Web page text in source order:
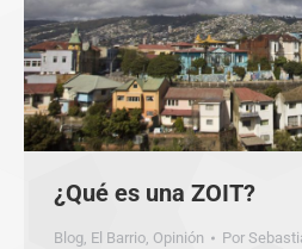
¿Qué es una ZOIT?
Blog, El Barrio, Opinión Por